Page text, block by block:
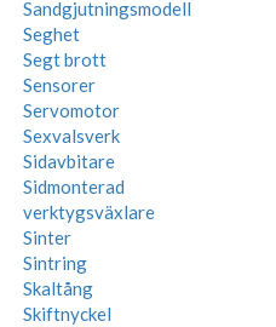
Sandgjutningsmodell
Seghet
Segt brott
Sensorer
Servomotor
Sexvalsverk
Sidavbitare
Sidmonterad
verktygsväxlare
Sinter
Sintring
Skaltång
Skiftnyckel